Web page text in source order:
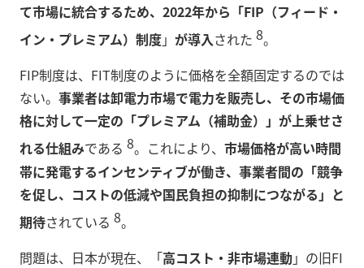
て市場に統合するため、2022年から「FIP（フィード・
イン・プレミアム）制度」 が導入された 8。
FIP制度は、FIT制度のように価格を全額固定するのでは
ない。 事業者は卸電力市場で電力を販売し、その市場価
格に対して一定の「プレミアム（補助金）」が上乗せさ
れる仕組みである 8。これにより、 市場価格が高い時間
帯に発電するインセンティブが働き、事業者間の「競争
を促し、コストの低減や国民負担の抑制につながる」と
期待されている 8。
問題は、日本が現在、「高コスト・非市場連動」の旧FI